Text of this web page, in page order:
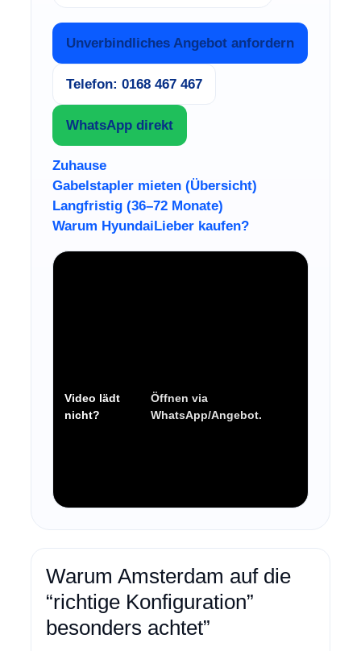
Unverbindliches Angebot anfordern
Telefon: 0168 467 467
WhatsApp direkt
Zuhause
Gabelstapler mieten (Übersicht)
Langfristig (36–72 Monate)
Warum HyundaiLieber kaufen?
Video lädt
nicht?
Öffnen via
WhatsApp/Angebot.
Warum Amsterdam auf die
“richtige Konfiguration”
besonders achtet”